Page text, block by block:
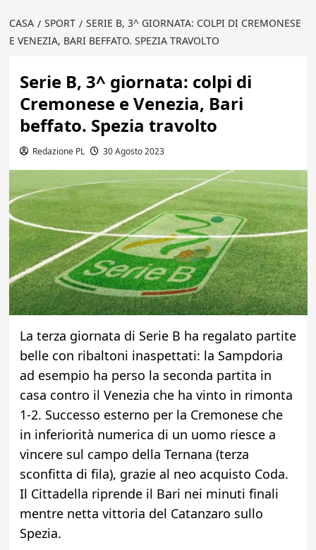
CASA SPORT
SERIE B, 3^ GIORNATA: COLPI DI CREMONESE
E VENEZIA, BARI BEFFATO. SPEZIA TRAVOLTO
Serie B, 3^ giornata: colpi di
Cremonese e Venezia, Bari
beffato. Spezia travolto
Redazione PL 30 Agosto 2023
La terza giornata di Serie B ha regalato partite
belle con ribaltoni inaspettati: la Sampdoria
ad esempio ha perso la seconda partita in
casa contro il Venezia che ha vinto in rimonta
1-2. Successo esterno per la Cremonese che
in inferiorità numerica di un uomo riesce a
vincere sul campo della Ternana (terza
sconfitta di fila), grazie al neo acquisto Coda.
Il Cittadella riprende il Bari nei minuti finali
mentre netta vittoria del Catanzaro sullo
Spezia.